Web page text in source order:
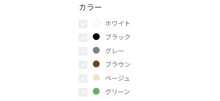
カラー
ホワイト
ブラック
グレー
ブラウン
ベージュ
グリーン